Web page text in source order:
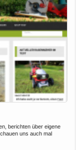
berichten über eigene
uns auch mal